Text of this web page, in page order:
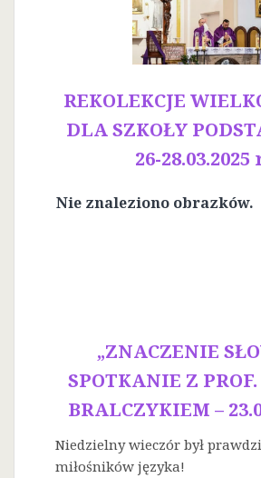
REKOLEKCJE
DLA SZKOŁY
26-28.03.2025
Nie znaleziono obrazków.
„ZNACZENIE
SPOTKANIE Z
BRALCZYKIEM –
Niedzielny wieczór był
miłośników języka!